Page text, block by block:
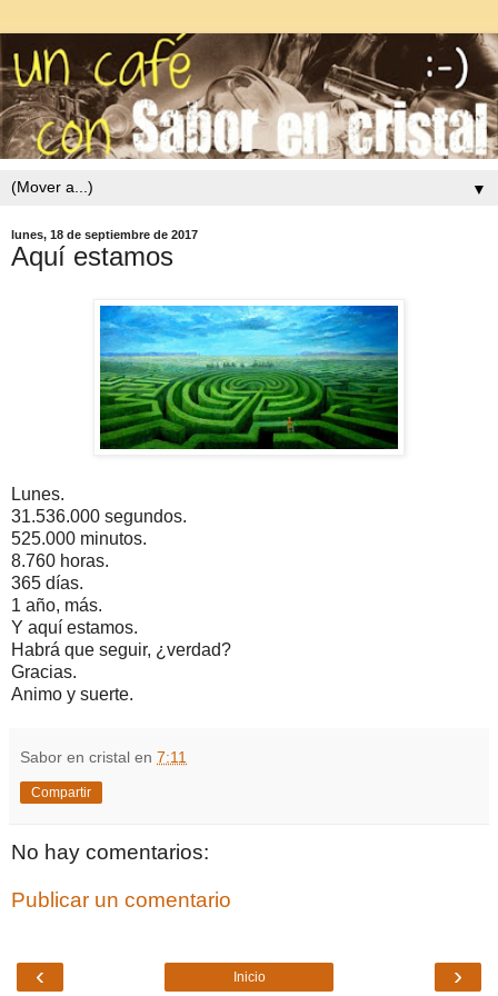
▼
lunes, 18 de septiembre de 2017
Aquí estamos
Lunes.
31.536.000 segundos.
525.000 minutos.
8.760 horas.
365 días.
1 año, más.
Y aquí estamos.
Habrá que seguir, ¿verdad?
Gracias.
Animo y suerte.
Sabor en cristal en 7:11
Compartir
No hay comentarios:
Publicar un comentario
‹ ›
Inicio